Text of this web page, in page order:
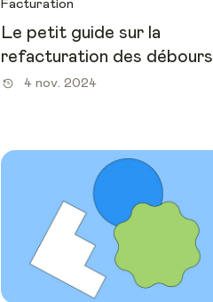
Facturation
Le petit guide sur la
refacturation des débours
4 nov. 2024